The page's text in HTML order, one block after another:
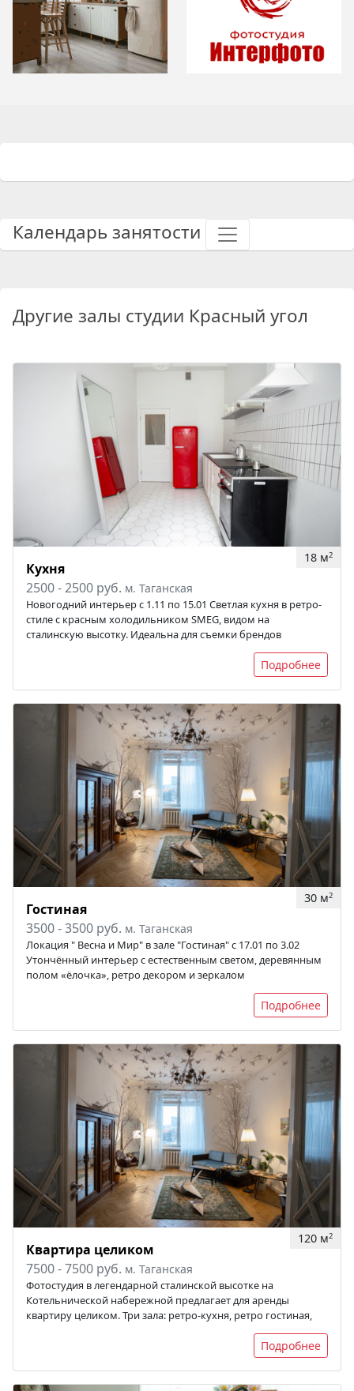
Календарь занятости
Другие залы студии Красный угол
18 м2
Кухня
2500 - 2500 руб. м. Таганская
Новогодний интерьер с 1.11 по 15.01 Светлая кухня в ретро-
стиле с красным холодильником SMEG, видом на
сталинскую высотку. Идеальна для съемки брендов
Подробнее
30 м2
Гостиная
3500 - 3500 руб. м. Таганская
Локация " Весна и Мир" в зале "Гостиная" c 17.01 по 3.02
Утончённый интерьер с естественным светом, деревянным
полом «ёлочка», ретро декором и зеркалом
Подробнее
120 м2
Квартира целиком
7500 - 7500 руб. м. Таганская
Фотостудия в легендарной сталинской высотке на
Котельнической набережной предлагает для аренды
квартиру целиком. Три зала: ретро-кухня, ретро гостиная,
Подробнее